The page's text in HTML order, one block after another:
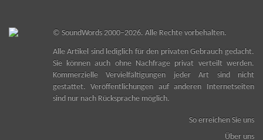
© SoundWords2000–2026. Alle Rechte vorbehalten.
Alle Artikel sind lediglich für den privaten Gebrauch gedacht.
Sie können auch ohne Nachfrage privat verteilt werden.
Kommerzielle Vervielfältigungen jeder Art sind nicht
gestattet. Veröffentlichungen auf anderen Internetseiten
sind nur nach Rücksprache möglich.
So erreichen Sie uns
Über uns